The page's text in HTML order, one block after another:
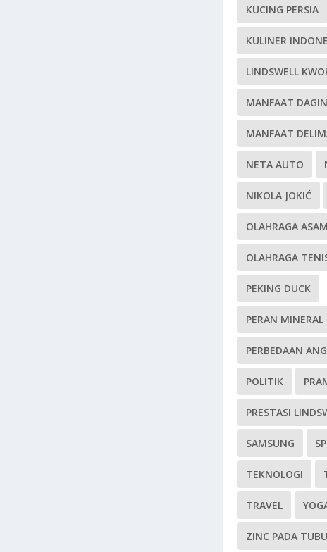
KUCING PERSIA
KULINER
LINDSWELL
MANFAAT
MANFAAT
NETA AUTO
NIKOLA JOKIĆ
OLAHRAGA
OLAHRAGA
PEKING DUCK
PERAN MINERAL
PERBEDAAN
POLITIK
PRESTASI
SAMSUNG
TEKNOLOGI
TRAVEL
ZINC PADA